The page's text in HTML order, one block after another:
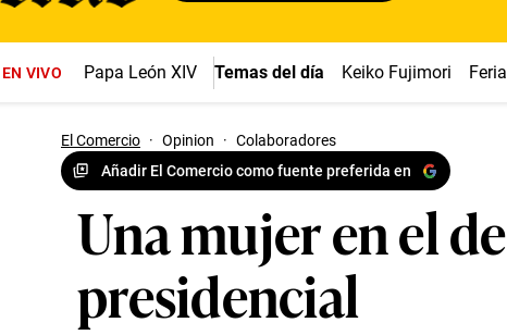
EN VIVO Papa León XIV Temas del día Keiko Fujimori
El Comercio · Opinion · Colaboradores
Añadir El Comercio como fuente preferida en
Una mujer en el
presidencial